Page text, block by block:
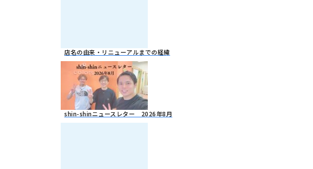
店名の由来・リニューアルまでの経緯
shin-shinニュースレター 2026年8月